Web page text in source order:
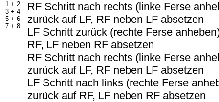
1 + 2
3 + 4
5 + 6
7 + 8
RF Schritt nach rechts (linke Ferse
zurück auf LF, RF neben LF absetzen
LF Schritt zurück (rechte Ferse
RF, LF neben RF absetzen
RF Schritt nach rechts (linke Ferse
zurück auf LF, RF neben LF absetzen
LF Schritt nach links (rechte Ferse
zurück auf RF, LF neben RF absetzen